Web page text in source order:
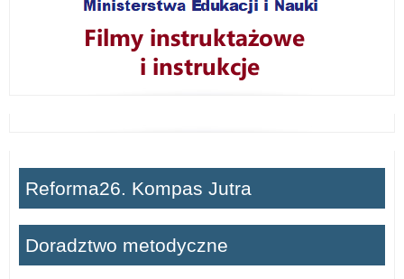
Reforma26. Kompas Jutra
Doradztwo metodyczne